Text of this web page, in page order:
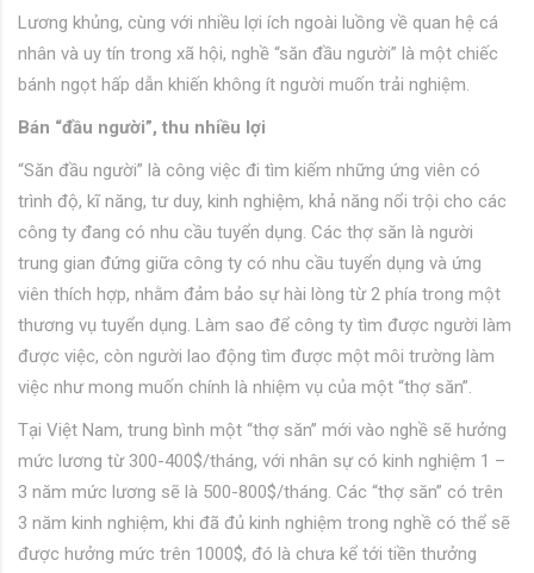
Lương khủng, cùng với nhiều lợi ích ngoài luồng về quan hệ cá
nhân và uy tín trong xã hội, nghề “săn đầu người” là một chiếc
bánh ngọt hấp dẫn khiến không ít người muốn trải nghiệm.
Bán “đầu người”, thu nhiều lợi
“Săn đầu người” là công việc đi tìm kiếm những ứng viên có
trình độ, kĩ năng, tư duy, kinh nghiệm, khả năng nổi trội cho các
công ty đang có nhu cầu tuyển dụng. Các thợ săn là người
trung gian đứng giữa công ty có nhu cầu tuyển dụng và ứng
viên thích hợp, nhằm đảm bảo sự hài lòng từ 2 phía trong một
thương vụ tuyển dụng. Làm sao để công ty tìm được người làm
được việc, còn người lao động tìm được một môi trường làm
việc như mong muốn chính là nhiệm vụ của một “thợ săn”.
Tại Việt Nam, trung bình một “thợ săn” mới vào nghề sẽ hưởng
mức lương từ 300-400$/tháng, với nhân sự có kinh nghiệm 1 –
3 năm mức lương sẽ là 500-800$/tháng. Các “thợ săn” có trên
3 năm kinh nghiệm, khi đã đủ kinh nghiệm trong nghề có thể sẽ
được hưởng mức trên 1000$, đó là chưa kể tới tiền thưởng